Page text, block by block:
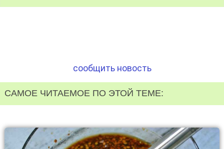
сообщить новость
САМОЕ ЧИТАЕМОЕ ПО ЭТОЙ ТЕМЕ: